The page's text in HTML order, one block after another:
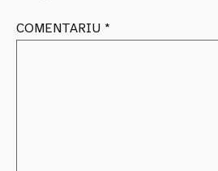
COMENTARIU *